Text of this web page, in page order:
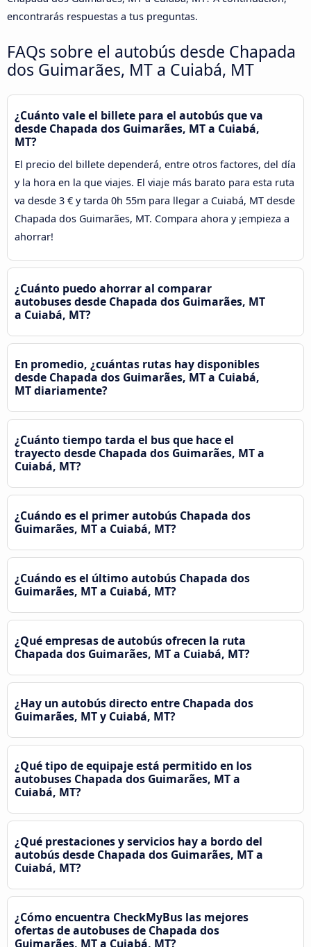
encontrarás respuestas a tus preguntas.
FAQs sobre el autobús desde Chapada
dos Guimarães, MT a Cuiabá, MT
¿Cuánto vale el billete para el autobús que va
desde Chapada dos Guimarães, MT a Cuiabá,
MT?
El precio del billete dependerá, entre otros factores, del día
y la hora en la que viajes. El viaje más barato para esta ruta
va desde 3 € y tarda 0h 55m para llegar a Cuiabá, MT desde
Chapada dos Guimarães, MT. Compara ahora y ¡empieza a
ahorrar!
¿Cuánto puedo ahorrar al comparar
autobuses desde Chapada dos Guimarães, MT
a Cuiabá, MT?
En promedio, ¿cuántas rutas hay disponibles
desde Chapada dos Guimarães, MT a Cuiabá,
MT diariamente?
¿Cuánto tiempo tarda el bus que hace el
trayecto desde Chapada dos Guimarães, MT a
Cuiabá, MT?
¿Cuándo es el primer autobús Chapada dos
Guimarães, MT a Cuiabá, MT?
¿Cuándo es el último autobús Chapada dos
Guimarães, MT a Cuiabá, MT?
¿Qué empresas de autobús ofrecen la ruta
Chapada dos Guimarães, MT a Cuiabá, MT?
¿Hay un autobús directo entre Chapada dos
Guimarães, MT y Cuiabá, MT?
¿Qué tipo de equipaje está permitido en los
autobuses Chapada dos Guimarães, MT a
Cuiabá, MT?
¿Qué prestaciones y servicios hay a bordo del
autobús desde Chapada dos Guimarães, MT a
Cuiabá, MT?
¿Cómo encuentra CheckMyBus las mejores
ofertas de autobuses de Chapada dos
Guimarães, MT a Cuiabá, MT?